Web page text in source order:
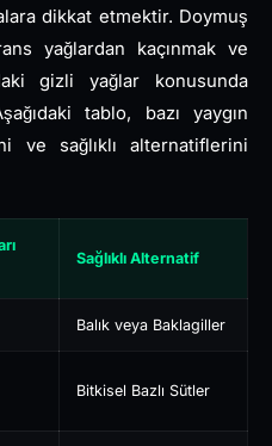
dikkat etmektir. Doymuş
yağlardan kaçınmak ve
gizli yağlar konusunda
tablo, bazı yaygın
ve sağlıklı alternatiflerini
Sağlıklı Alternatif
Balık veya Baklagiller
Bitkisel Bazlı Sütler